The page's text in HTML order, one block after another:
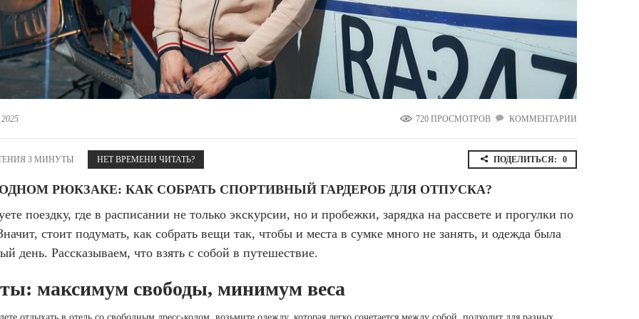
пуховики
рюкзаки
варежки
и пуховики
уборы
рюкзаки
варежки
пуховики
рюкзаки
варежки
край (5)
(1)
МО (14)
Саратовская область (1)
Свердловская область (5)
Северная Осетия (2)
Смоленская область (1)
Ямало-Ненецкий автономный округ
(1)
Ярославская область (1)
720 ПРОСМОТРОВ КОММЕНТАРИИ
3 МИНУТЫ НЕТ ВРЕМЕНИ ЧИТАТЬ? ПОДЕЛИТЬСЯ: 0
РЮКЗАКЕ: КАК СОБРАТЬ СПОРТИВНЫЙ ГАРДЕРОБ ДЛЯ ОТПУСКА?
поездку, где в расписании не только экскурсии, но и пробежки, зарядка на рассвете и прогулки по
стоит подумать, как собрать вещи так, чтобы и места в сумке много не занять, и одежда была
день. Рассказываем, что взять с собой в путешествие.
максимум свободы, минимум веса